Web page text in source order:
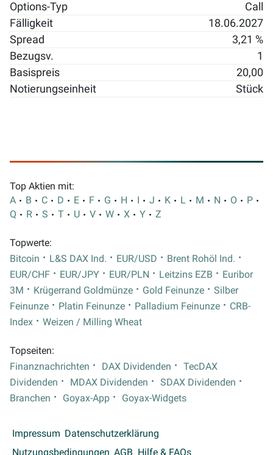
Options-Typ
Call
Fälligkeit
18.06.2027
Spread
3,21 %
Bezugsv.
1
Basispreis
20,00
Notierungseinheit
Stück
Top Aktien mit:
A
B C D E F G H I J K L M N O
P
Q
R S T U V W X Y Z
Topwerte:
Bitcoin
L&S DAX Ind. EUR/USD
Brent Rohöl Ind.
EUR/CHF
EUR/JPY EUR/PLN Leitzins EZB
Euribor
3M
Krügerrand Goldmünze Gold Feinunze
Silber
Feinunze
Platin Feinunze Palladium Feinunze
CRB-
Index
Weizen / Milling Wheat
Topseiten:
Finanznachrichten
DAX Dividenden
TecDAX
Dividenden
MDAX Dividenden
SDAX Dividenden
Branchen
Goyax-App Goyax-Widgets
Impressum Datenschutzerklärung
Nutzungsbedingungen AGB Hilfe & FAQs